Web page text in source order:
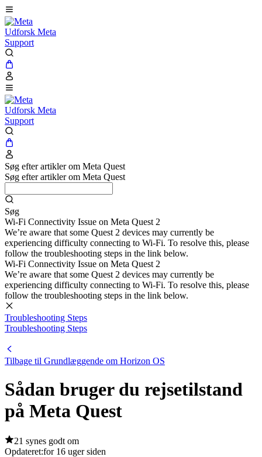
Udforsk Meta
Support
Udforsk Meta
Support
Søg efter artikler om Meta Quest
Søg efter artikler om Meta Quest
Søg
Wi-Fi Connectivity Issue on Meta Quest 2
We’re aware that some Quest 2 devices may currently be
experiencing difficulty connecting to Wi-Fi. To resolve this, please
follow the troubleshooting steps in the link below.
Wi-Fi Connectivity Issue on Meta Quest 2
We’re aware that some Quest 2 devices may currently be
experiencing difficulty connecting to Wi-Fi. To resolve this, please
follow the troubleshooting steps in the link below.
Troubleshooting Steps
Troubleshooting Steps
Tilbage til Grundlæggende om Horizon OS
Sådan bruger du rejsetilstand
på Meta Quest
21 synes godt om
Opdateret:for 16 uger siden